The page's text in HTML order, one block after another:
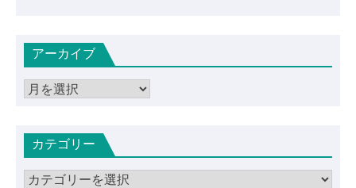
アーカイブ
ア
イカテゴリー
カ